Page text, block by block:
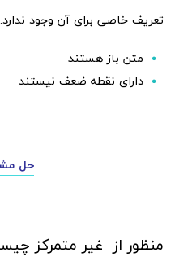
تعریف خاصی برای آن وجود
متن‌ باز‌ هستند
دارای نقطه ضعف نیستند
حل
منظور از غیر متمرکز